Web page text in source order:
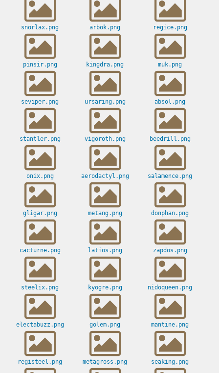
snorlax.png arbok.png regice.png
pinsir.png kingdra.png muk.png
seviper.png ursaring.png absol.png
stantler.png vigoroth.png beedrill.png
onix.png aerodactyl.png salamence.png
gligar.png metang.png donphan.png
cacturne.png latios.png zapdos.png
steelix.png kyogre.png nidoqueen.png
electabuzz.png golem.png mantine.png
registeel.png metagross.png seaking.png